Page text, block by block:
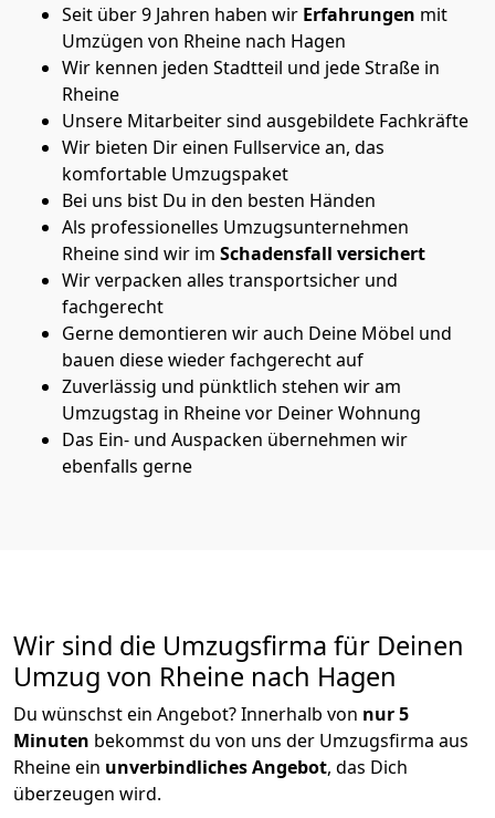
Seit über 9 Jahren haben wir Erfahrungen mit
Umzügen von Rheine nach Hagen
Wir kennen jeden Stadtteil und jede Straße in
Rheine
Unsere Mitarbeiter sind ausgebildete Fachkräfte
Wir bieten Dir einen Fullservice an, das
komfortable Umzugspaket
Bei uns bist Du in den besten Händen
Als professionelles Umzugsunternehmen
Rheine sind wir im Schadensfall versichert
Wir verpacken alles transportsicher und
fachgerecht
Gerne demontieren wir auch Deine Möbel und
bauen diese wieder fachgerecht auf
Zuverlässig und pünktlich stehen wir am
Umzugstag in Rheine vor Deiner Wohnung
Das Ein- und Auspacken übernehmen wir
ebenfalls gerne
Wir sind die Umzugsfirma für Deinen
Umzug von Rheine nach Hagen
Du wünschst ein Angebot? Innerhalb von nur 5
Minuten bekommst du von uns der Umzugsfirma aus
Rheine ein unverbindliches Angebot, das Dich
überzeugen wird.